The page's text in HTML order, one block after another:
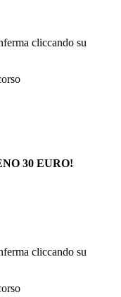
cliccando su
30 EURO!
cliccando su